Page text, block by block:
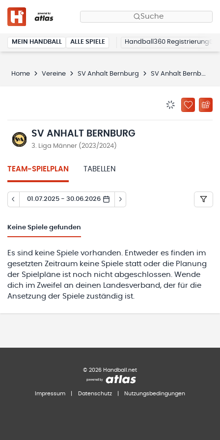
Suche
MEIN HANDBALL ALLE SPIELE Handball360 Registrierung
Home Vereine SV Anhalt Bernburg SV Anhalt Bernburg
ZU
SV ANHALT BERNBURG
3. Liga Männer (2023/2024)
TEAM-SPIELPLAN TABELLEN
01.07.2025 - 30.06.2026
Keine Spiele gefunden
Es sind keine Spiele vorhanden. Entweder es finden im
gesetzten Zeitraum keine Spiele statt oder die Planung
der Spielpläne ist noch nicht abgeschlossen. Wende
dich im Zweifel an deinen Landesverband, der für die
Ansetzung der Spiele zuständig ist.
© 2026 Handball.net
Impressum Datenschutz Nutzungsbedingungen